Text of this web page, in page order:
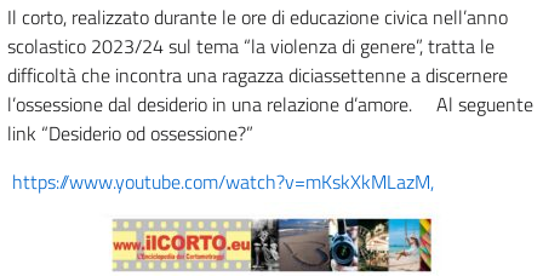
Il corto, realizzato durante le ore di educazione civica nell’anno
scolastico 2023/24 sul tema “la violenza di genere”, tratta le
difficoltà che incontra una ragazza diciassettenne a discernere
l’ossessione dal desiderio in una relazione d’amore. Al seguente
link “Desiderio od ossessione?”
https://www.youtube.com/watch?v=mKskXkMLazM,